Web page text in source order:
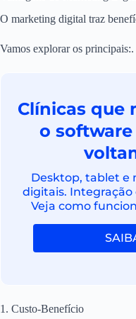
O marketing digital traz
Vamos explorar os principais:.
Clínicas que
o
Desktop, tablet e
digitais. Integração
Veja como
1. Custo-Benefício